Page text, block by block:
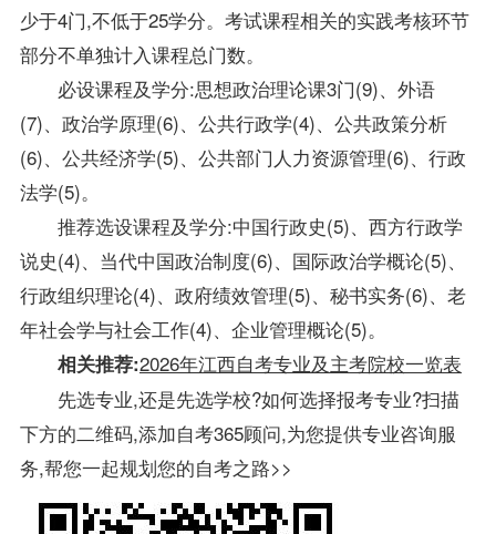
少于4门,不低于25学分。考试课程相关的实践考核环节
部分不单独计入课程总门数。
必设课程及学分:思想政治理论课3门(9)、外语
(7)、政治学原理(6)、公共行政学(4)、公共政策分析
(6)、公共经济学(5)、公共部门人力资源管理(6)、行政
法学(5)。
推荐选设课程及学分:中国行政史(5)、西方行政学
说史(4)、当代中国政治制度(6)、国际政治学概论(5)、
行政组织理论(4)、政府绩效管理(5)、秘书实务(6)、老
年社会学与社会工作(4)、企业管理概论(5)。
相关推荐:2026年江西自考专业及主考院校一览表
先选专业,还是先选学校?如何选择报考专业?扫描
下方的二维码,添加自考365顾问,为您提供专业咨询服
务,帮您一起规划您的自考之路>>